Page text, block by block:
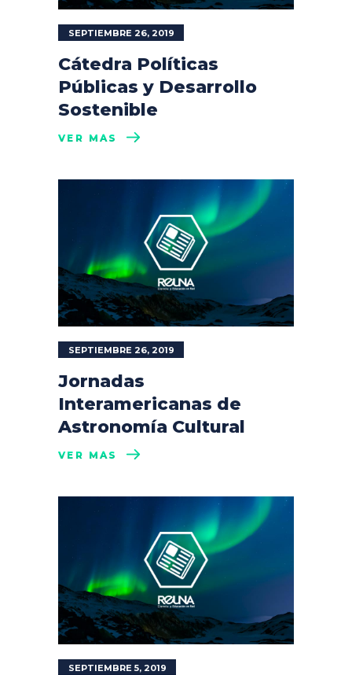
SEPTIEMBRE 26, 2019
Cátedra Políticas
Públicas y Desarrollo
Sostenible
VER MÁS
SEPTIEMBRE 26, 2019
Jornadas
Interamericanas de
Astronomía Cultural
VER MÁS
SEPTIEMBRE 5, 2019